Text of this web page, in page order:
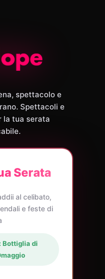
spettacolo e
Spettacoli e
la tua serata
Serata
al celibato,
e feste di
Bottiglia di